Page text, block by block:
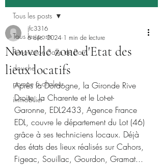
Tous les posts
Rénovation Salle de Bain
douche
pompe à chaleur
immobilier
Tous les posts
Nouvelle zone d'Etat des
lieux locatifs
jfc3316
6 déc. 2024 1 min de lecture
Après la Dordogne, la Gironde Rive
Droite, la Charente et le Lot-et-
Garonne, EDL2433, Agence France
EDL, couvre le département du Lot (46)
grâce à ses techniciens locaux. Déjà
des états des lieux réalisés sur Cahors,
Figeac, Souillac, Gourdon, Gramat...